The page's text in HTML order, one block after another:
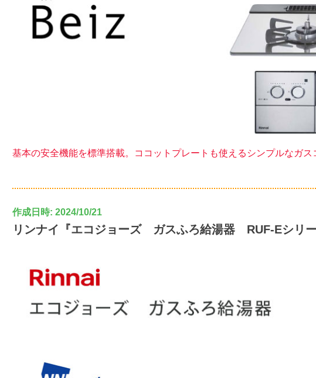
基本の安全機能を標準搭載。ココットプレートも使えるシンプルなガス
作成日時: 2024/10/21
リンナイ『エコジョーズ ガスふろ給湯器 RUF-Eシリ